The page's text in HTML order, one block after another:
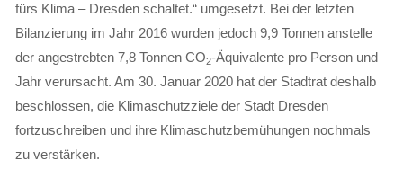
fürs Klima – Dresden schaltet.“ umgesetzt. Bei der letzten
Bilanzierung im Jahr 2016 wurden jedoch 9,9 Tonnen anstelle
der angestrebten 7,8 Tonnen CO2-Äquivalente pro Person und
Jahr verursacht. Am 30. Januar 2020 hat der Stadtrat deshalb
beschlossen, die Klimaschutzziele der Stadt Dresden
fortzuschreiben und ihre Klimaschutzbemühungen nochmals
zu verstärken.